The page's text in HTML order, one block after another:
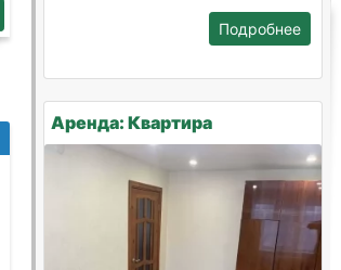
Подробнее
Аренда: Квартира